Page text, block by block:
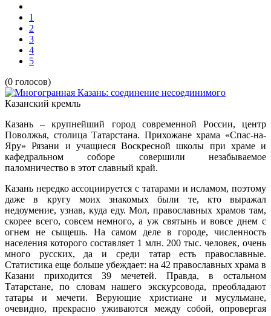
1
2
3
4
5
(0 голосов)
Казанский кремль
Казань – крупнейший город современной России, центр
Поволжья, столица Татарстана. Прихожане храма «Спас-на-
Яру» Рязани и учащиеся Воскресной школы при храме и
кафедральном соборе совершили незабываемое
паломничество в этот славный край.
Казань нередко ассоциируется с татарами и исламом, поэтому
даже в кругу моих знакомых были те, кто выражал
недоумение, узнав, куда еду. Мол, православных храмов там,
скорее всего, совсем немного, а уж святынь и вовсе днем с
огнем не сыщешь. На самом деле в городе, численность
населения которого составляет 1 млн. 200 тыс. человек, очень
много русских, да и среди татар есть православные.
Статистика еще больше убеждает: на 42 православных храма в
Казани приходится 39 мечетей. Правда, в остальном
Татарстане, по словам нашего экскурсовода, преобладают
татары и мечети. Верующие христиане и мусульмане,
очевидно, прекрасно уживаются между собой, опровергая